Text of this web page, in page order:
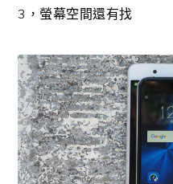
3，螢幕空間還有找